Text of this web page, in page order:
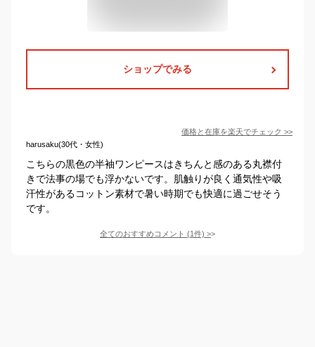
ショップでみる
価格と在庫を楽天でチェック >>
harusaku(30代・女性)
こちらの黒色の半袖ワンピースはきちんと感のある丸襟付
きで法事の場でも浮かないです。肌触りが良く通気性や吸
汗性があるコットン素材で暑い時期でも快適に過ごせそう
です。
全てのおすすめコメント (1件) >